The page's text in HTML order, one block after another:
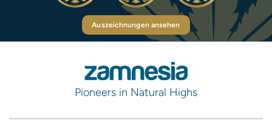
Auszeichnungen ansehen
Pioneers in Natural Highs